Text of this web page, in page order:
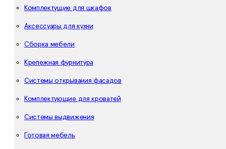
Комплектущие для шкафов
Аксессуары для кухни
Сборка мебели
Крепежная фурнитура
Системы открывания фасадов
Комплектующие для кроватей
Системы выдвижения
Готовая мебель